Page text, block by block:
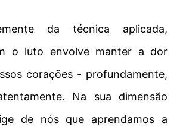
da técnica aplicada,
o luto envolve manter a dor
corações - profundamente,
Na sua dimensão
de nós que aprendamos a